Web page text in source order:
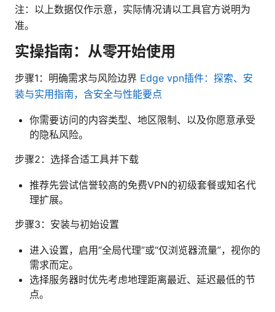
注：以上数据仅作示意，实际情况请以工具官方说明为
准。
实操指南：从零开始使用
步骤1：明确需求与风险边界 Edge vpn插件：探索、安
装与实用指南，含安全与性能要点
你需要访问的内容类型、地区限制、以及你愿意承受
的隐私风险。
步骤2：选择合适工具并下载
推荐先尝试信誉较高的免费VPN的初级套餐或知名代
理扩展。
步骤3：安装与初始设置
进入设置，启用“全局代理”或“仅浏览器流量”，视你的
需求而定。
选择服务器时优先考虑地理距离最近、延迟最低的节
点。